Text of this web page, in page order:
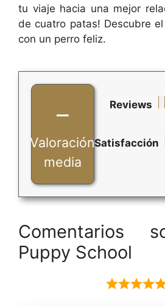
tu viaje hacia una mejor
de cuatro patas! Descubre
con un perro feliz.
–
Valoración
media
Reviews
Satisfacción
Comentarios
Puppy School